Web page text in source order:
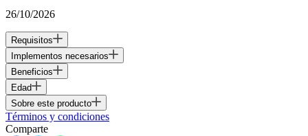
26/10/2026
Requisitos
Implementos necesarios
Beneficios
Edad
Sobre este producto
Términos y condiciones
Comparte